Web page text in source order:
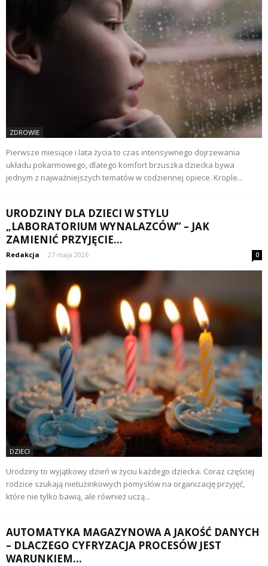
ZDROWIE
Pierwsze miesiące i lata życia to czas intensywnego dojrzewania
układu pokarmowego, dlatego komfort brzuszka dziecka bywa
jednym z najważniejszych tematów w codziennej opiece. Krople...
URODZINY DLA DZIECI W STYLU
„LABORATORIUM WYNALAZCÓW” – JAK
ZAMIENIĆ PRZYJĘCIE...
Redakcja - 27 maja 2026 0
DZIECI
Urodziny to wyjątkowy dzień w życiu każdego dziecka. Coraz częściej
rodzice szukają nietuzinkowych pomysłów na organizację przyjęć,
które nie tylko bawią, ale również uczą...
AUTOMATYKA MAGAZYNOWA A JAKOŚĆ DANYCH
– DLACZEGO CYFRYZACJA PROCESÓW JEST
WARUNKIEM...